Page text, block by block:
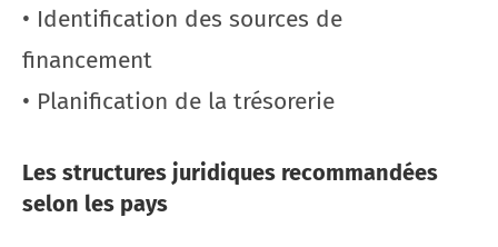
• Identification des sources de
financement
• Planification de la trésorerie
Les structures juridiques recommandées
selon les pays